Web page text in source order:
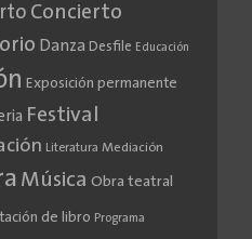
Concierto
Danza Desfile Educación
Exposición permanente
Festival
Literatura Mediación
Música Obra teatral
de libro Programa